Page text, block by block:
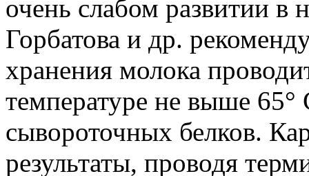
очень слабом развитии в
Горбатова и др.
хранения молока
температуре не выше 65°
сывороточных белков.
результаты, проводя